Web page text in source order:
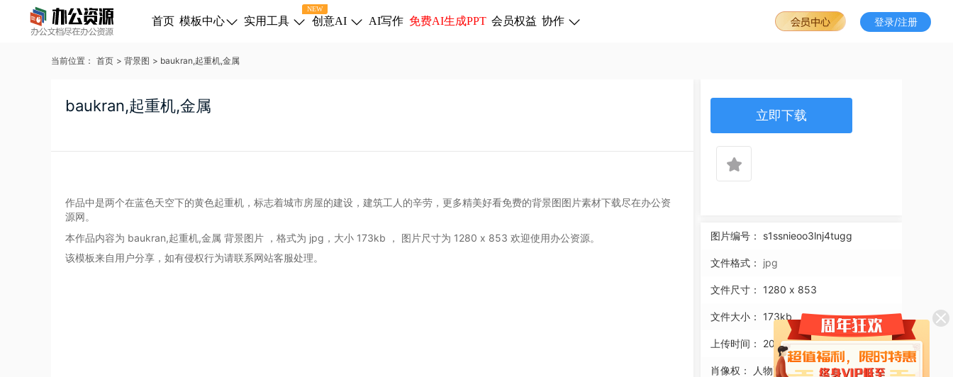
首页 模板中心
NEW
实用工具 创意AI AI写作 免费AI生成PPT 会员权益 协作 登录/注册
当前位置： 首页 > 背景图 > baukran,起重机,金属
baukran,起重机,金属
作品中是两个在蓝色天空下的黄色起重机，标志着城市房屋的建设，建筑工人的辛劳，更多精美好看免费的背景图图片素材下载尽在办公资
源网。
本作品内容为 baukran,起重机,金属 背景图片 ，格式为 jpg ，大小 173kb ， 图片尺寸为 1280 x 853 欢迎使用办公资源。
该模板来自用户分享，如有侵权行为请联系网站客服处理。
立即下载
图片编号： s1ssnieoo3lnj4tugg
文件格式： jpg
文件尺寸： 1280 x 853
文件大小： 173kb
上传时间： 2018-12-13 09:55:18
肖像权： 人物画像及字体仅供参考